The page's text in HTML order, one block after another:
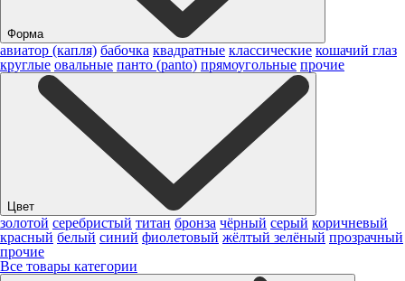
Форма
авиатор (капля) бабочка квадратные классические кошачий глаз
круглые овальные панто (panto) прямоугольные прочие
Цвет
золотой серебристый титан бронза чёрный серый коричневый
красный белый синий фиолетовый жёлтый зелёный прозрачный
прочие
Все товары категории